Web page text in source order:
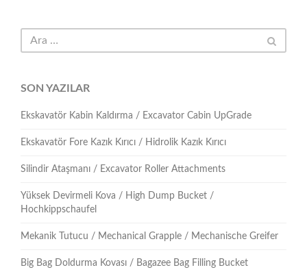
SON YAZILAR
Ekskavatör Kabin Kaldırma / Excavator Cabin UpGrade
Ekskavatör Fore Kazık Kırıcı / Hidrolik Kazık Kırıcı
Silindir Ataşmanı / Excavator Roller Attachments
Yüksek Devirmeli Kova / High Dump Bucket /
Hochkippschaufel
Mekanik Tutucu / Mechanical Grapple / Mechanische Greifer
Big Bag Doldurma Kovası / Bagazee Bag Filling Bucket